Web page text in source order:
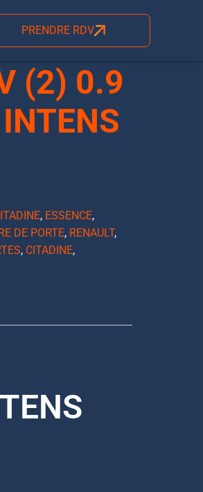
PRENDRE RDV
(2) 0.9
, ESSENCE,
DE PORTE, RENAULT,
, CITADINE,